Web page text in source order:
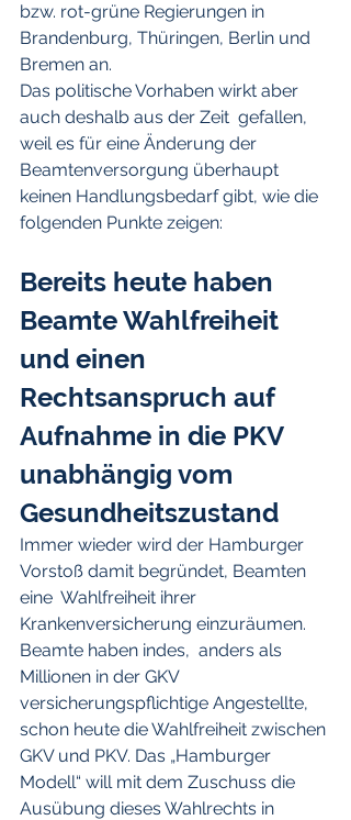
bzw. rot-grüne Regierungen in
Brandenburg, Thüringen, Berlin und
Bremen an.
Das politische Vorhaben wirkt aber
auch deshalb aus der Zeit  gefallen,
weil es für eine Änderung der
Beamtenversorgung überhaupt
keinen Handlungsbedarf gibt, wie die
folgenden Punkte zeigen:
Bereits heute haben
Beamte Wahlfreiheit
und einen
Rechtsanspruch auf
Aufnahme in die PKV
unabhängig vom
Gesundheitszustand
Immer wieder wird der Hamburger
Vorstoß damit begründet, Beamten
eine  Wahlfreiheit ihrer
Krankenversicherung einzuräumen.
Beamte haben indes,  anders als
Millionen in der GKV
versicherungspflichtige Angestellte,
schon heute die Wahlfreiheit zwischen
GKV und PKV. Das „Hamburger
Modell“ will mit dem Zuschuss die
Ausübung dieses Wahlrechts in